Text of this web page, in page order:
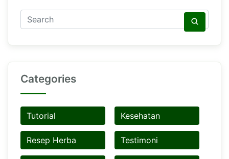
Categories
Tutorial Kesehatan
Resep Herba Testimoni